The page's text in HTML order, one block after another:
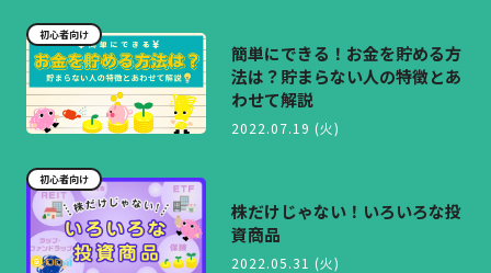
初心者向け
簡単にできる！お金を貯める方
法は？貯まらない人の特徴とあ
わせて解説
2022.07.19 (火)
初心者向け
株だけじゃない！いろいろな投
資商品
2022.05.31 (火)